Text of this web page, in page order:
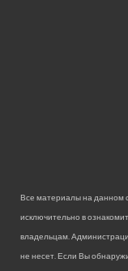
Все материалы на данном
исключительно в
владельцам.
не несет. Если Вы